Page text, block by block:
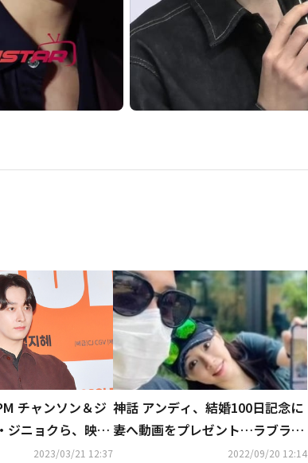
チャンソン＆ジ
ジニョクら、映画
向け試写会に出
2023/03/21 12:37
神話 アンディ、結婚100日記念に
妻へ動画をプレゼント…ラブラブ
2022/09/20 12:14